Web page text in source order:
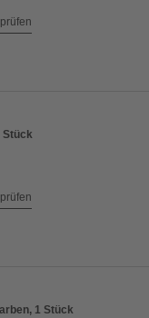
Stück
1 Stück